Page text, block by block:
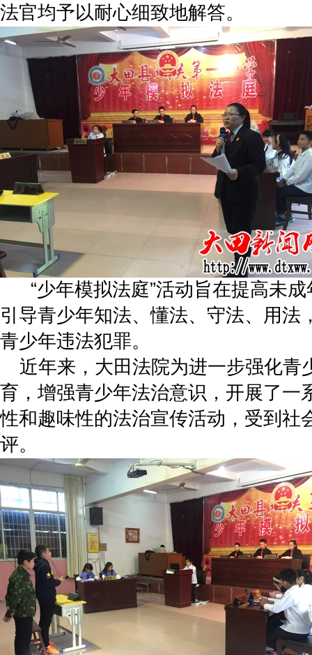
法官均予以耐心细致地解答。
“少年模拟法庭”活动旨在提高未
引导青少年知法、懂法、守法、用法
青少年违法犯罪。
近年来，大田法院为进一步强化青
育，增强青少年法治意识，开展了一
性和趣味性的法治宣传活动，受到社
评。